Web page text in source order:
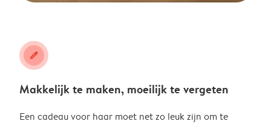
edit
Makkelijk te maken, moeilijk te vergeten
Een cadeau voor haar moet net zo leuk zijn om te